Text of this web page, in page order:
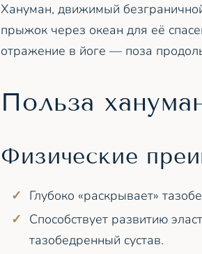
Хануман, движимый
прыжок через океан для её
отражение в йоге — поза
Польза
Физические
Глубоко «раскрывает»
Способствует развитию
тазобедренный сустав.